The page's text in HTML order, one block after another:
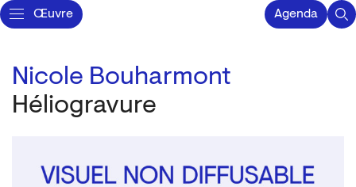
Œuvre Agenda
Nicole Bouharmont
Héliogravure